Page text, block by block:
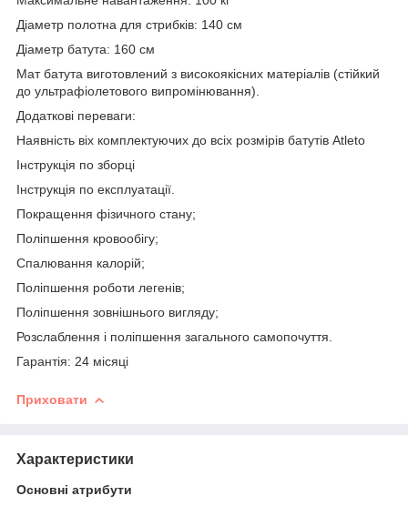
Діаметр полотна для стрибків: 140 см
Діаметр батута: 160 см
Мат батута виготовлений з високоякісних матеріалів (стійкий
до ультрафіолетового випромінювання).
Додаткові переваги:
Наявність віх комплектуючих до всіх розмірів батутів Atleto
Інструкція по зборці
Інструкція по експлуатації.
Покращення фізичного стану;
Поліпшення кровообігу;
Спалювання калорій;
Поліпшення роботи легенів;
Поліпшення зовнішнього вигляду;
Розслаблення і поліпшення загального самопочуття.
Гарантія: 24 місяці
Приховати
Характеристики
Основні атрибути